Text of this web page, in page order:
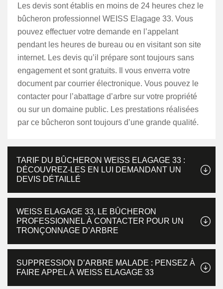
Les devis sont établis en moins de 24 heures chez le
bûcheron professionnel WEISS Elagage 33. Vous
pouvez effectuer votre demande en l’appelant
pendant les heures de bureau ou en visitant son site
internet. Les devis qu’il prépare sont toujours sans
engagement et sont gratuits. Il vous enverra votre
document par courrier électronique. Vous pouvez le
contacter pour l’abattage d’arbre sur votre propriété
ou sur un domaine public. Les prestations réalisées
par ce bûcheron sont toujours d’une grande qualité.
TARIF DU BÛCHERON WEISS ELAGAGE 33 :
DÉCOUVREZ-LES EN LUI DEMANDANT UN
DEVIS DÉTAILLÉ
WEISS ELAGAGE 33, LE BÛCHERON
PROFESSIONNEL À CONTACTER POUR UN
TRONÇONNAGE D’ARBRE
SUPPRESSION D’ARBRE MALADE : PENSEZ À
FAIRE APPEL À WEISS ELAGAGE 33